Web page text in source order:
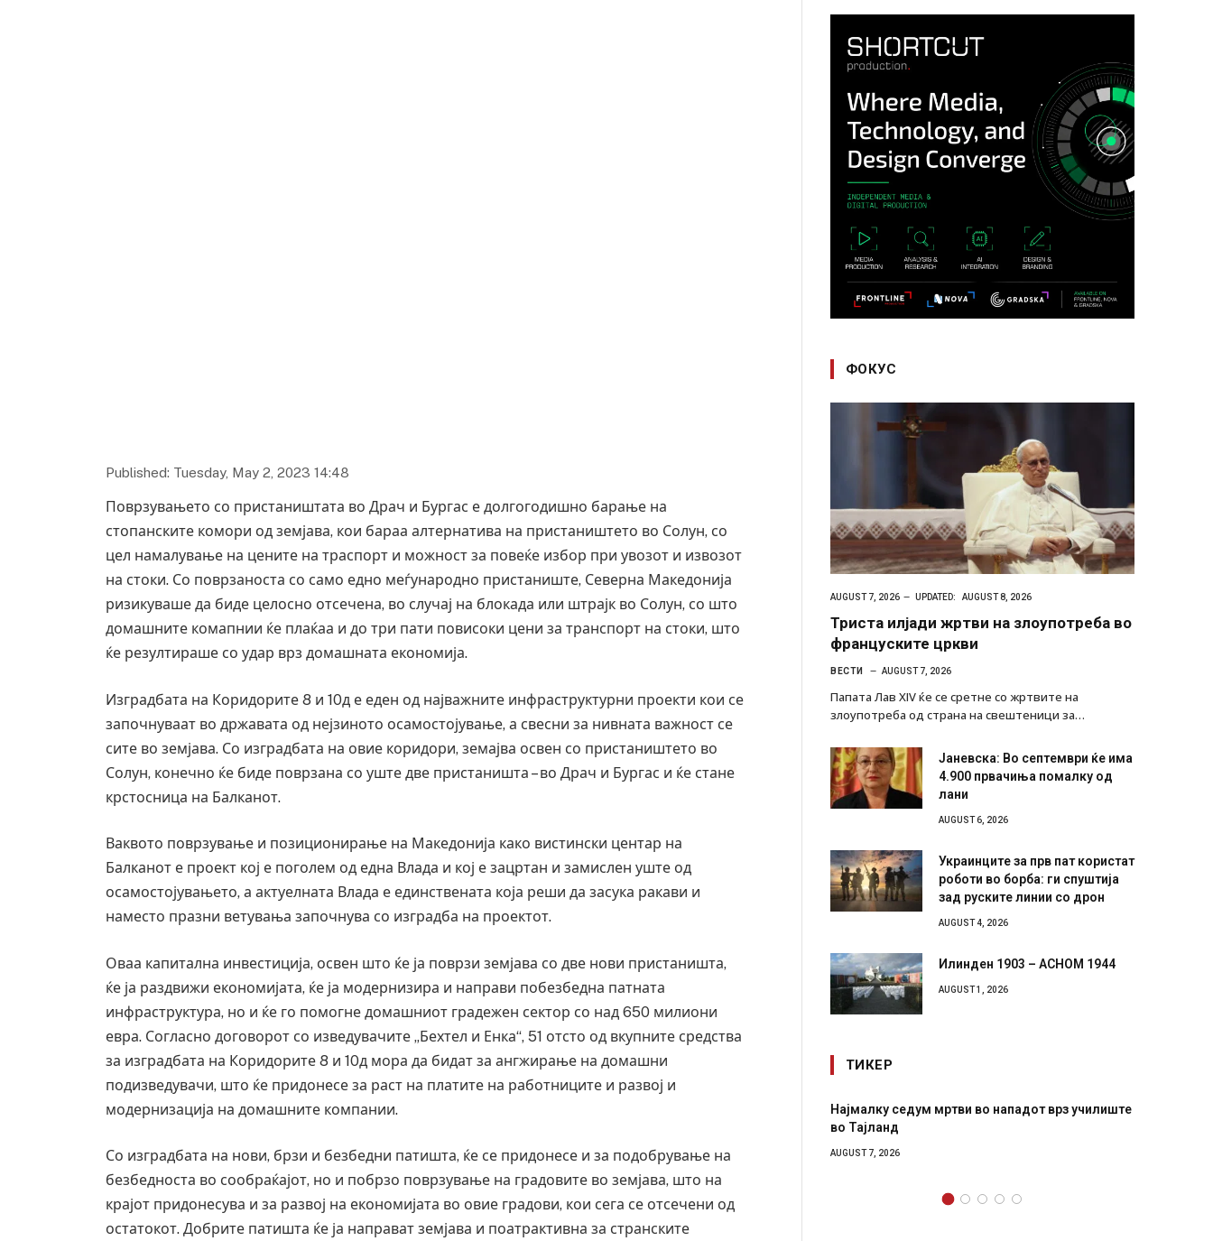
Published: Tuesday, May 2, 2023 14:48
Поврзувањето со пристаништата во Драч и Бургас е долгогодишно барање на
стопанските комори од земјава, кои бараа алтернатива на пристаништето во Солун, со
цел намалување на цените на траспорт и можност за повеќе избор при увозот и извозот
на стоки. Со поврзаноста со само едно меѓународно пристаниште, Северна Македонија
ризикуваше да биде целосно отсечена, во случај на блокада или штрајк во Солун, со што
домашните комапнии ќе плаќаа и до три пати повисоки цени за транспорт на стоки, што
ќе резултираше со удар врз домашната економија.
Изградбата на Коридорите 8 и 10д е еден од најважните инфраструктурни проекти кои се
започнуваат во државата од нејзиното осамостојување, а свесни за нивната важност се
сите во земјава. Со изградбата на овие коридори, земајва освен со пристаништето во
Солун, конечно ќе биде поврзана со уште две пристаништа – во Драч и Бургас и ќе стане
крстосница на Балканот.
Ваквото поврзување и позиционирање на Македонија како вистински центар на
Балканот е проект кој е поголем од една Влада и кој е зацртан и замислен уште од
осамостојувањето, а актуелната Влада е единствената која реши да засука ракави и
наместо празни ветувања започнува со изградба на проектот.
Оваа капитална инвестиција, освен што ќе ја поврзи земјава со две нови пристаништа,
ќе ја раздвижи економијата, ќе ја модернизира и направи побезбедна патната
инфраструктура, но и ќе го помогне домашниот градежен сектор со над 650 милиони
евра. Согласно договорот со изведувачите „Бехтел и Енка“, 51 отсто од вкупните средства
за изградбата на Коридорите 8 и 10д мора да бидат за ангжирање на домашни
подизведувачи, што ќе придонесе за раст на платите на работниците и развој и
модернизација на домашните компании.
Со изградбата на нови, брзи и безбедни патишта, ќе се придонесе и за подобрување на
безбедноста во сообраќајот, но и побрзо поврзување на градовите во земјава, што на
крајот придонесува и за развој на економијата во овие градови, кои сега се отсечени од
остатокот. Добрите патишта ќе ја направат земјава и поатрактивна за странските
ФОКУС
AUGUST 7, 2026 UPDATED: AUGUST 8, 2026
Триста илјади жртви на злоупотреба во
француските цркви
ВЕСТИ AUGUST 7, 2026
Папата Лав XIV ќе се сретне со жртвите на
злоупотреба од страна на свештеници за…
Јаневска: Во септември ќе има
4.900 првачиња помалку од
лани
AUGUST 6, 2026
Украинците за прв пат користат
роботи во борба: ги спуштија
зад руските линии со дрон
AUGUST 4, 2026
Илинден 1903 – АСНОМ 1944
AUGUST 1, 2026
ТИКЕР
Уште двајца починаа од повредите во ресторан
AUGUST 7, 2026
СОЗИС: Украинците повеќе им веруваат на
генералите отколку на Зеленски
AUGUST 7, 2026